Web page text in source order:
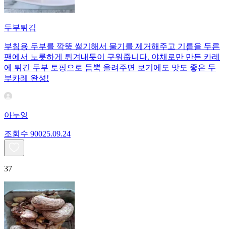
두부튀김
부침용 두부를 깍뚝 썰기해서 물기를 제거해주고 기름을 두른
팬에서 노릇하게 튀겨내듯이 구워줍니다. 야채로만 만든 카레
에 튀긴 두부 토핑으로 듬뿍 올려주면 보기에도 맛도 좋은 두
부카레 완성!
아누잉
조회수 90025.09.24
37